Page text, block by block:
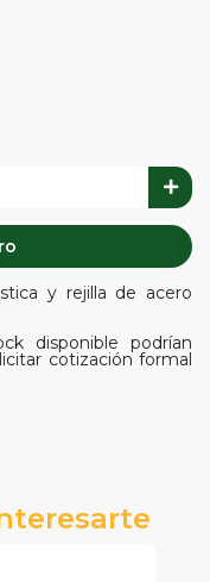
y rejilla de acero
disponible podrían
cotización formal